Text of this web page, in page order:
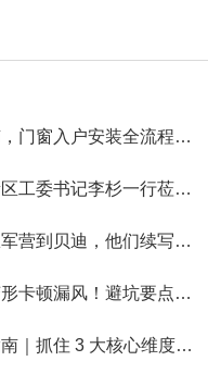
新手换窗指南，门窗入户安装全流程一次性讲清
海口国家高新区工委书记李杉一行莅临河南贝迪考察交流
致敬八一：从军营到贝迪，他们续写荣光
解决推拉门变形卡顿漏风！避坑要点与选购秘诀
平开窗选购指南｜抓住 3 大核心维度，选窗不踩坑